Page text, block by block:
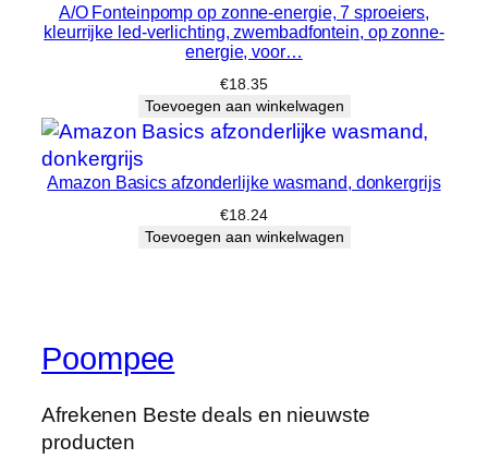
A/O Fonteinpomp op zonne-energie, 7 sproeiers,
kleurrijke led-verlichting, zwembadfontein, op zonne-
energie, voor…
€18.35
Toevoegen aan winkelwagen
Amazon Basics afzonderlijke wasmand, donkergrijs
€18.24
Toevoegen aan winkelwagen
Poompee
Afrekenen Beste deals en nieuwste
producten